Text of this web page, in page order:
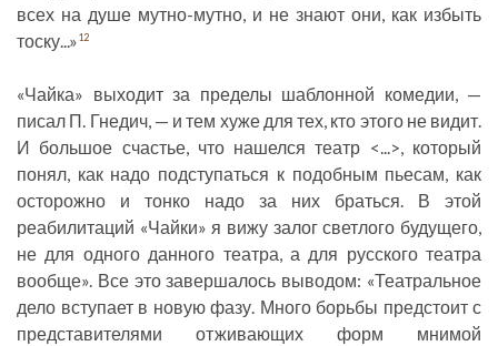
всех на душе мутно-мутно, и не знают они, как избыть
тоску...»12
«Чайка» выходит за пределы шаблонной комедии, —
писал П. Гнедич, — и тем хуже для тех, кто этого не видит.
И большое счастье, что нашелся театр <...>, который
понял, как надо подступаться к подобным пьесам, как
осторожно и тонко надо за них браться. В этой
реабилитаций «Чайки» я вижу залог светлого будущего,
не для одного данного театра, а для русского театра
вообще». Все это завершалось выводом: «Театральное
дело вступает в новую фазу. Много борьбы предстоит с
представителями отживающих форм мнимой